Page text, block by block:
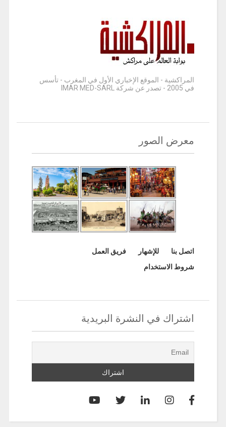
المراكشية - الموقع الإخباري الأول في المغرب - تأسس
في 2005 - تصدر عن شركة IMAR MED-SARL
معرض الصور
اتصل بنا للإشهار
فريق العمل
شروط الاستخدام
اشتراك في النشرة البريدية